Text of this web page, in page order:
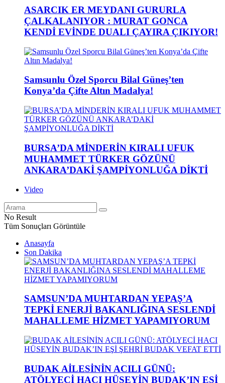
ASARCIK ER MEYDANI GURURLA
ÇALKALANIYOR : MURAT GONCA
KENDİ EVİNDE DUALI ÇAYIRA ÇIKIYOR!
Samsunlu Özel Sporcu Bilal Güneş’ten
Konya’da Çifte Altın Madalya!
BURSA’DA MİNDERİN KIRALI UFUK
MUHAMMET TÜRKER GÖZÜNÜ
ANKARA’DAKİ ŞAMPİYONLUĞA DİKTİ
Video
No Result
Tüm Sonuçları Görüntüle
Anasayfa
Son Dakika
SAMSUN’DA MUHTARDAN YEPAŞ’A
TEPKİ ENERJİ BAKANLIĞINA SESLENDİ
MAHALLEME HİZMET YAPAMIYORUM
BUDAK AİLESİNİN ACILI GÜNÜ:
ATÖLYECİ HACI HÜSEYİN BUDAK’IN EŞİ